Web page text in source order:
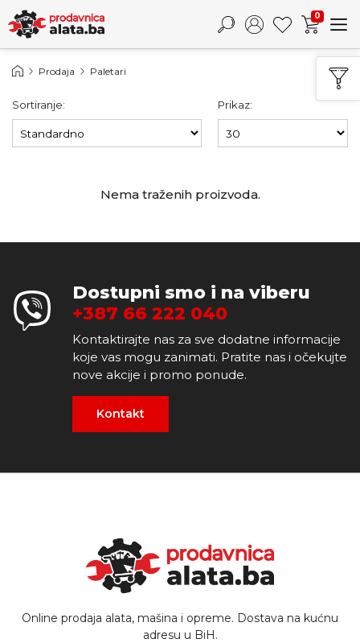
0
Prodaja Paletari
Sortiranje: Prikaz:
Nema traženih proizvoda.
Dostupni smo i na viberu
+387 66 222 040
Kontaktirajte nas za sve dodatne informacije
koje vas mogu zanimati. Pratite nas i očekujte
nove akcije i promo ponude.
Kontakt
Online prodaja alata, mašina i opreme. Dostava na kućnu
adresu u BiH.